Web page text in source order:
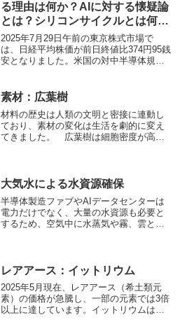
る理由は何か？AIに対する懐疑論
とは？シリコンサイクルとは何
か？
2025年7月29日午前の東京株式市場で
は、日経平均株価が前日終値比374円95銭
安となりました。米国の対中半導体規制
懸念が背景にあります。売りが続いてい
る理由やAIへの懐疑的な見方について知
ることができます。
素材：広葉樹
材料の歴史は人類の文明と密接に連動し
ており、素材の変化は生活を劇的に変え
てきました。 広葉樹は細胞密度が高
ォールナットの特徴は何か知ることがで
大気水による水資源確保
半導体製造ファブやAIデータセンターは
電力だけでなく、大量の水資源も必要と
するため、空気中に水蒸気や霧、雲とし
レアアース：イットリウム
2025年5月現在、レアアース（希土類元
素）の価格が急騰し、一部の元素では3倍
以上に達しています。イットリウムはレ